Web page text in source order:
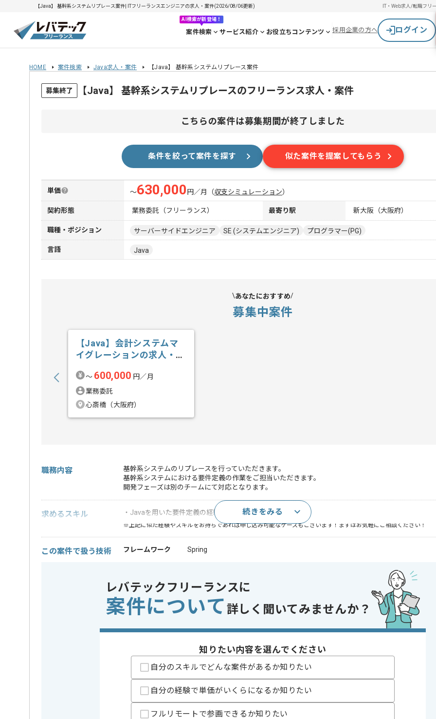
【Java】 基幹系システムリプレース案件| ITフリーランスエンジニアの求人・案件(2026/08/06更新) IT・Web求人/転職フリ
AI検索が新登場！
案件検索 サービス紹介 お役立ちコンテンツ 採用企業の方へ ログイン
HOME 案件検索 Java求人・案件 【Java】 基幹系システムリプレース案件
募集終了 【Java】 基幹系システムリプレースのフリーランス求人・案件
こちらの案件は募集期間が終了しました
条件を絞って案件を探す 似た案件を提案してもらう
単価 〜630,000 円／月 （収支シミュレーション）
契約形態 業務委託（フリーランス） 最寄り駅 新大阪（大阪府）
職種・ポジション サーバーサイドエンジニア SE (システムエンジニア) プログラマー(PG)
言語 Java
あなたにおすすめ
募集中案件
【Java】会計システムマ
イグレーションの求人・案
〜 600,000 円／月
業務委託
心斎橋（大阪府）
職務内容
基幹系システムのリプレースを行っていただきます。
基幹系システムにおける要件定義の作業をご担当いただきます。
開発フェーズは別のチームにて対応となります。
求めるスキル ・Javaを用いた要件定義の経験
※上記に似た経験やスキルをお持ちであれば申し込み可能なケースもございます！まずはお気軽にご相談ください！
この案件で扱う技術 フレームワーク
Spring
この案件のポイント 業務内容
システム開発
特徴
参画実績あり
15日
続きをみる
レバテックフリーランスに
案件について 詳しく聞いてみませんか？
知りたい内容を選んでください
自分のスキルでどんな案件があるか知りたい
自分の経験で単価がいくらになるか知りたい
フルリモートで参画できるか知りたい